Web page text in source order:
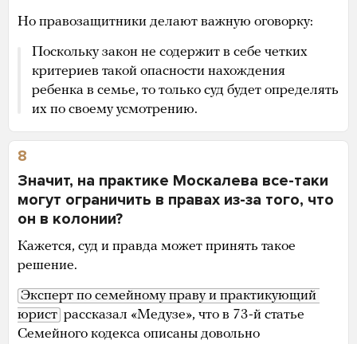
Но правозащитники делают важную оговорку:
Поскольку закон не содержит в себе четких
критериев такой опасности нахождения
ребенка в семье, то только суд будет определять
их по своему усмотрению.
8
Значит, на практике Москалева все-таки
могут ограничить в правах из-за того, что
он в колонии?
Кажется, суд и правда может принять такое
решение.
Эксперт по семейному праву и практикующий
юрист рассказал «Медузе», что в 73-й статье
Семейного кодекса описаны довольно